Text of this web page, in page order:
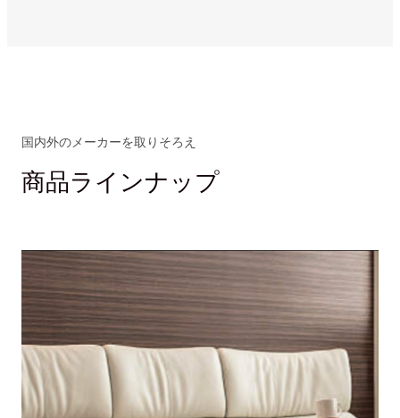
国内外のメーカーを取りそろえ
商品ラインナップ